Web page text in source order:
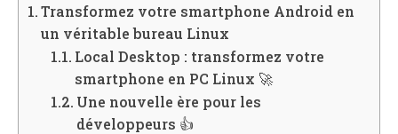
Transformez votre smartphone Android en
un véritable bureau Linux
Local Desktop : transformez votre
smartphone en PC Linux 🚀
Une nouvelle ère pour les
développeurs 👍